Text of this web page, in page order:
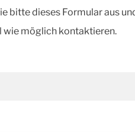
bitte dieses Formular aus
wie möglich kontaktieren.